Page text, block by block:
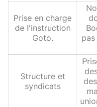
Prise en charge
de l'instruction
Goto.
Structure et
syndicats